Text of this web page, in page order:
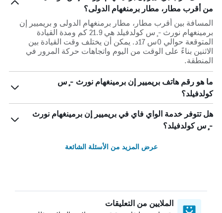
من أقرب مطار، مطار برمنغهام الدولى؟
المسافة بين أقرب مطار، مطار برمنغهام الدولى و بريميير إن
برمينغهام نورث - ٕس كولدفيلد هي 21.9 كم ومدة القيادة
المتوقعة حوالي 0س 17د. يمكن أن يختلف وقت القيادة بين
الاثنين بناءً على الوقت من اليوم واتجاهات حركة المرور في
المنطقة.
ما هو رقم هاتف بريميير إن برمينغهام نورث - ٕس
كولدفيلد؟
هل تتوفر خدمة الواي فاي في بريميير إن برمينغهام نورث
- ٕس كولدفيلد؟
عرض المزيد من الأسئلة الشائعة
الملايين من التعليقات